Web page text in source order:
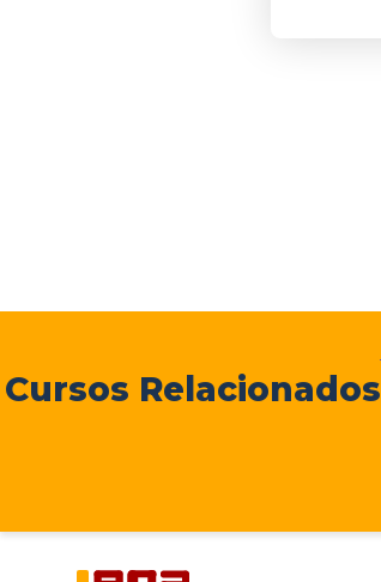
Cursos Relacionados